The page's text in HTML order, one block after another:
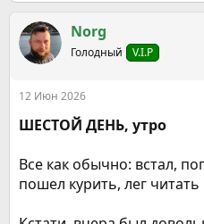
к
ц
и
Norg
Голодный V.I.P
12 Июн 2026
ШЕСТОЙ ДЕНЬ, утро
Все как обычно: встал,
пошел курить, лег